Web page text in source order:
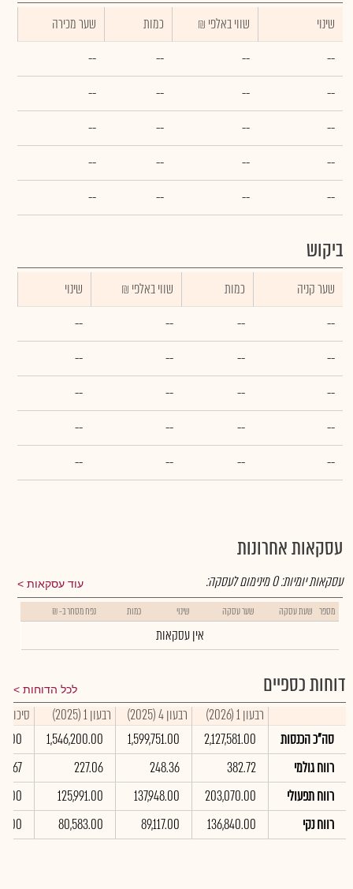
שינוי ₪ שווי באלפי כמות
שער מכירה
--
--
--
--
--
--
--
--
--
--
--
--
--
--
--
--
--
--
--
--
ביקוש
שער קניה כמות ₪ שווי באלפי
שינוי
--
--
--
--
--
--
--
--
--
--
--
--
--
--
--
--
--
--
--
--
עסקאות אחרונות
עוד עסקאות עסקאות יומיות:0מינימום לעסקה:
מספר שעת עסקה שער עסקה שינוי כמות נפח מסחר ב- ₪
אין עסקאות
דוחות כספיים לכל הדוחות
רבעון 1 (2026) רבעון 4 (2025) רבעון 1 (2025)
סיכום
סה"כ הכנסות
2,127,581.00
1,599,751.00
1,546,200.00
רווח גולמי
382.72
248.36
227.06
רווח תפעולי
203,070.00
137,948.00
125,991.00
רווח נקי
136,840.00
89,117.00
80,583.00